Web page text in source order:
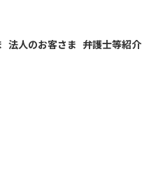
法人のお客さま 弁護士等紹介